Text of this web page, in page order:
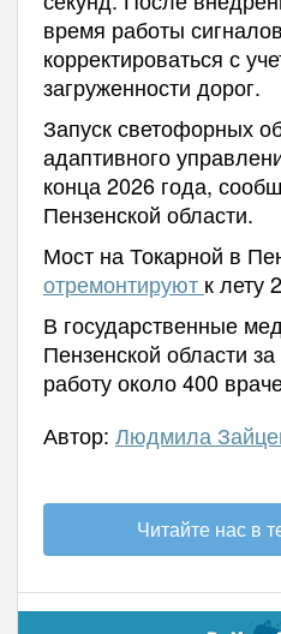
время работы
корректироваться с
загруженности дорог.
Запуск светофорных
адаптивного
конца 2026 года,
Пензенской области.
Мост на Токарной в
отремонтируют к лету
В государственные
Пензенской области за
работу около 400
Автор: Людмила
Читайте нас в